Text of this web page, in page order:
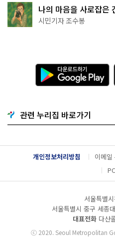
나의 마음을 사로잡은
상작 공개!
시민기자 조수봉
다
운
로
기
G
o
g
l
e
l
관련 누리집 바로가기
개인정보처리방침 이메일
서울특별
서울특별시 중구 세종
대표전화 다산
ⓒ2020. Seoul Metropolitan